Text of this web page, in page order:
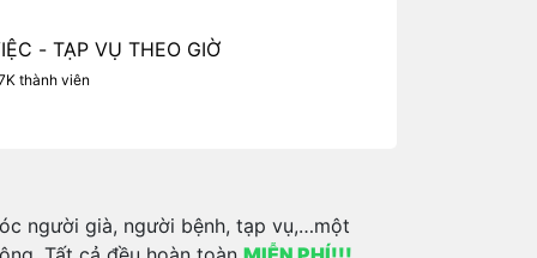
- TẠP VỤ THEO GIỜ
thành viên
người già, người bệnh, tạp vụ,…một